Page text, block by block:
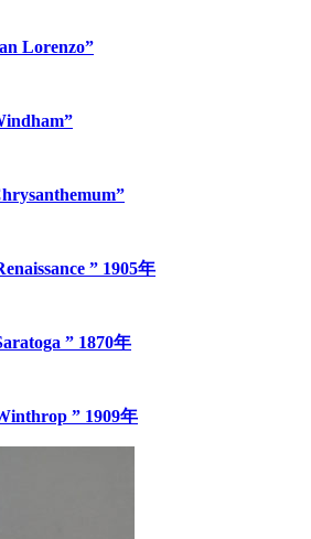
Lorenzo”
” 1905年
” 1870年
” 1909年